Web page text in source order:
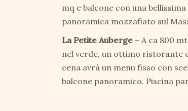
mq e balcone con una
panoramica mozzafiato sul
La Petite Auberge – A ca 800
nel verde, un ottimo ristorante
cena avrà un menu fisso con
balcone panoramico. Piscina